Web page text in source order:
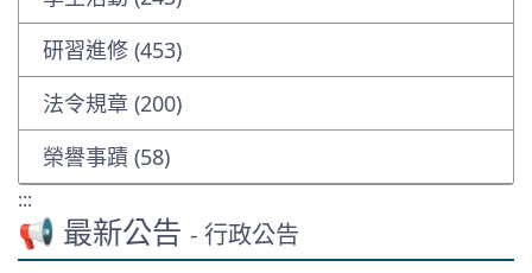
研習進修 (453)
法令規章 (200)
榮譽事蹟 (58)
:::
📢 最新公告 - 行政公告